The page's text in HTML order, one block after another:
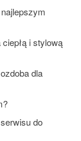
i stylową
dla
do